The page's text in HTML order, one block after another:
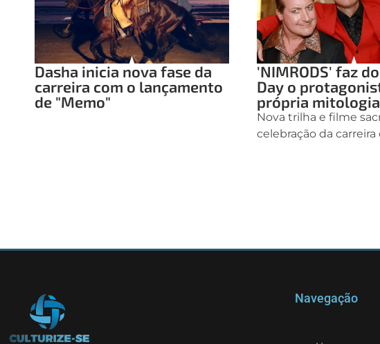
Dasha inicia nova fase da
carreira com o lançamento
de "Memo"
'NIMRODS' faz
Day o
própria mitologia
Nova trilha e filme
celebração da
Navegação